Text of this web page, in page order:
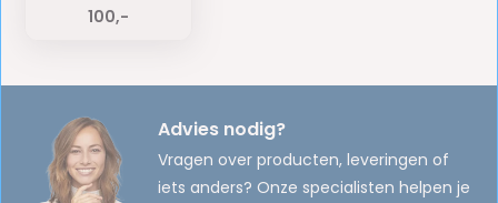
100,-
Advies nodig?
Vragen over producten, leveringen of
iets anders? Onze specialisten helpen je